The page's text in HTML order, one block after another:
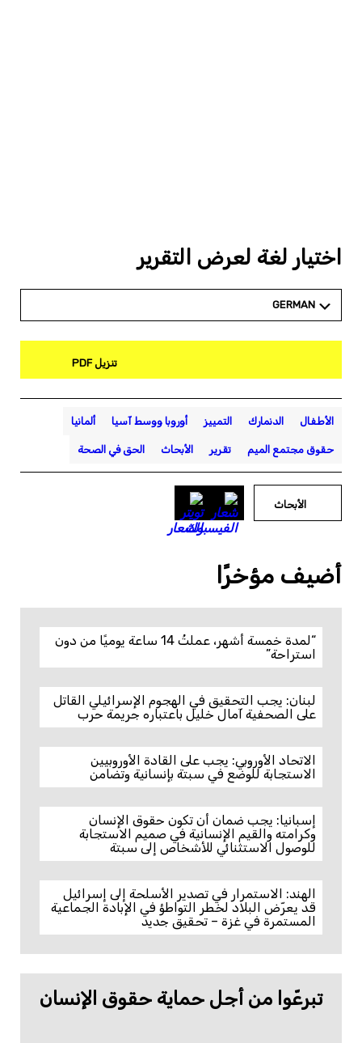
اختيار لغة لعرض التقرير
GERMAN
تنزيل PDF
الأطفال الدنمارك التمييز أوروبا ووسط آسيا ألمانيا
حقوق مجتمع الميم تقرير الأبحاث الحق في الصحة
الأبحاث
أضيف مؤخرًا
“لمدة خمسة أشهر، عملتُ 14 ساعة يوميًا من دون
استراحة”
لبنان: يجب التحقيق في الهجوم الإسرائيلي القاتل
على الصحفية آمال خليل باعتباره جريمة حرب
الاتحاد الأوروبي: يجب على القادة الأوروبيين
الاستجابة للوضع في سبتة بإنسانية وتضامن
إسبانيا: يجب ضمان أن تكون حقوق الإنسان
وكرامته والقيم الإنسانية في صميم الاستجابة
للوصول الاستثنائي للأشخاص إلى سبتة
الهند: الاستمرار في تصدير الأسلحة إلى إسرائيل
قد يعرّض البلاد لخطر التواطؤ في الإبادة الجماعية
المستمرة في غزة – تحقيق جديد
تبرعّوا من أجل حماية حقوق الإنسان